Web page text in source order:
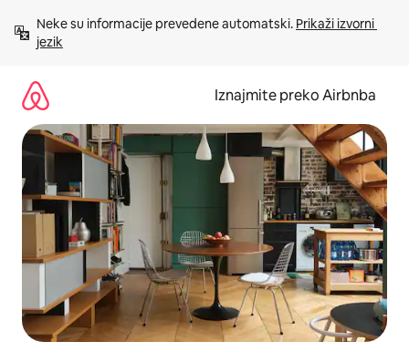
sadržaj
Neke su informacije prevedene automatski. Prikaži izvorni
jezik
Iznajmite preko Airbnba